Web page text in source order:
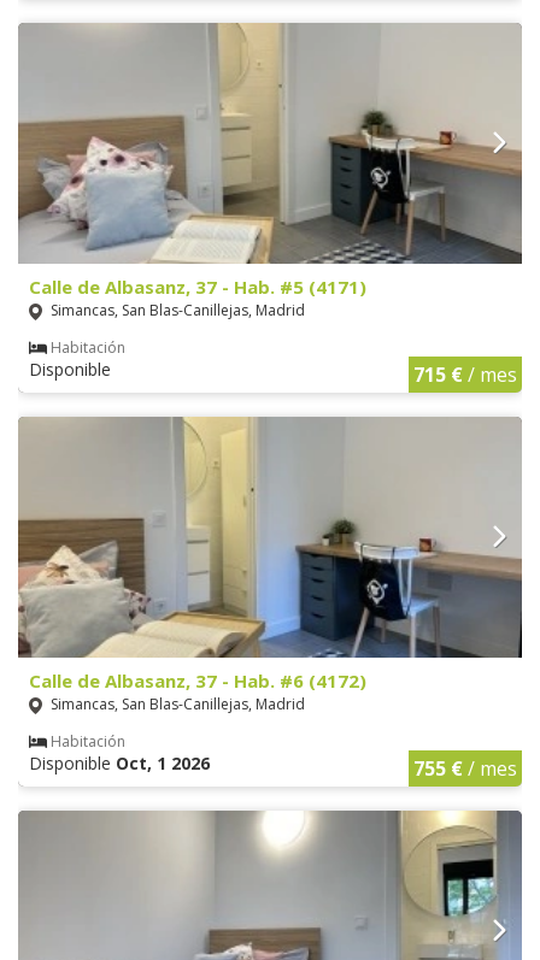
Calle de Albasanz, 37 - Hab. #5 (4171)
Simancas, San Blas-Canillejas, Madrid
Habitación
Disponible 715 €/ mes
Calle de Albasanz, 37 - Hab. #6 (4172)
Simancas, San Blas-Canillejas, Madrid
Habitación
Disponible Oct, 1 2026 755 €/ mes